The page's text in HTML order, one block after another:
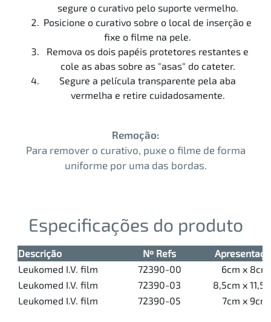
segure o curativo pelo suporte vermelho.
Posicione o curativo sobre o local de inserção e
fixe o filme na pele.
Remova os dois papéis protetores restantes e
cole as abas sobre as "asas" do cateter.
Segure a película transparente pela aba
vermelha e retire cuidadosamente.
Remoção:
Para remover o curativo, puxe o filme de forma
uniforme por uma das bordas.
Especificações do produto
Descrição Nº Refs
Leukomed I.V. film
72390-00
6cm x 8cm
Leukomed I.V. film
72390-03
8,5cm x
Leukomed I.V. film
72390-05 7cm x 9cm